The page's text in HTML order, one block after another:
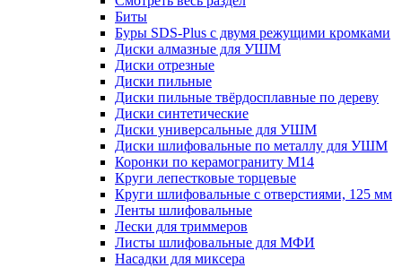
Биты
Буры SDS-Plus c двумя режущими кромками
Диски алмазные для УШМ
Диски отрезные
Диски пильные
Диски пильные твёрдосплавные по дереву
Диски синтетические
Диски универсальные для УШМ
Диски шлифовальные по металлу для УШМ
Коронки по керамограниту M14
Круги лепестковые торцевые
Круги шлифовальные с отверстиями, 125 мм
Ленты шлифовальные
Лески для триммеров
Листы шлифовальные для МФИ
Насадки для миксера